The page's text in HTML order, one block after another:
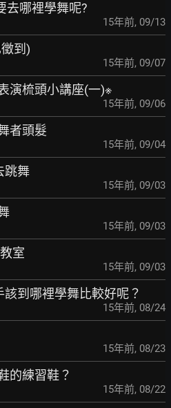
去哪裡學舞呢?
15年前, 09/13
到)
15年前, 09/07
演梳頭小講座(一)※
15年前, 09/06
者頭髮
15年前, 09/04
跳舞
15年前, 09/03
15年前, 09/03
室
15年前, 09/03
該到哪裡學舞比較好呢？
15年前, 08/24
15年前, 08/23
的練習鞋？
15年前, 08/22